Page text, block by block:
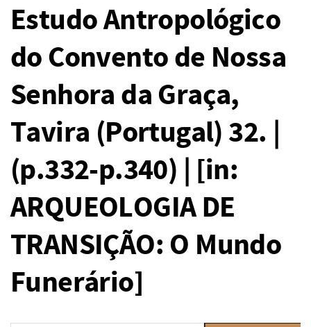
Estudo Antropológico
do Convento de Nossa
Senhora da Graça,
Tavira (Portugal) 32. |
(p.332-p.340) | [in:
ARQUEOLOGIA DE
TRANSIÇÃO: O Mundo
Funerário]